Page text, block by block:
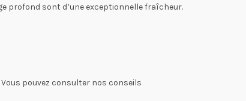
profond sont d’une exceptionnelle fraîcheur.
pouvez consulter nos conseils